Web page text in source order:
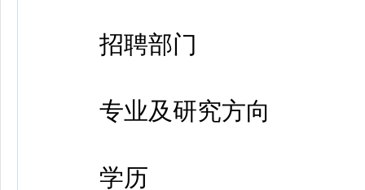
招聘部门
专业及研究方向
学历